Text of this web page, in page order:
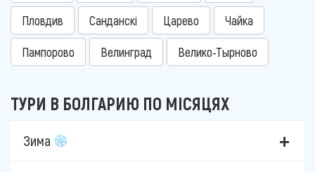
Пловдив Санданскі Царево Чайка
Пампорово Велинград Велико-Тырново
ТУРИ В БОЛГАРИЮ ПО МІСЯЦЯХ
Зима